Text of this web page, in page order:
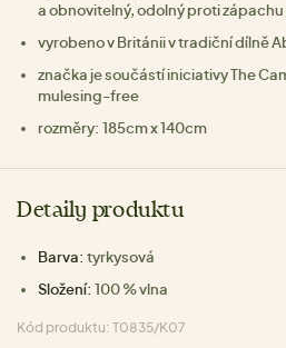
a obnovitelný, odolný proti
vyrobeno v Británii v tradiční dílně
značka je součástí iniciativy The
mulesing-free
rozměry: 185cm x 140cm
Detaily produktu
Barva: tyrkysová
Složení: 100 % vlna
Kód produktu: T0835/K07